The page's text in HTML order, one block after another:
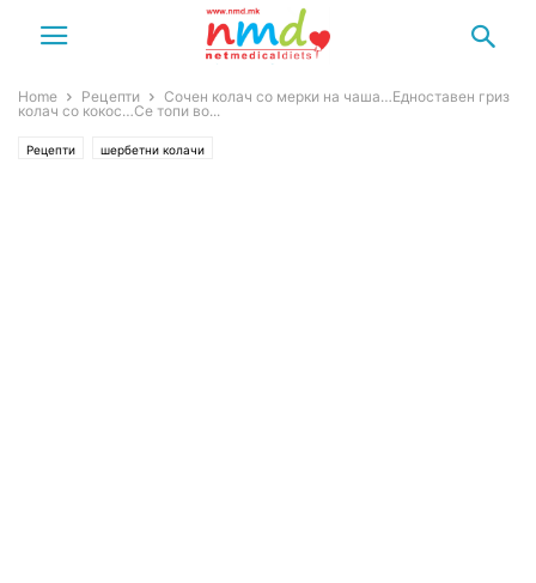
Home Рецепти
Сочен колач со мерки на чаша…Едноставен гриз
колач со кокос…Се топи во...
Рецепти шербетни колачи